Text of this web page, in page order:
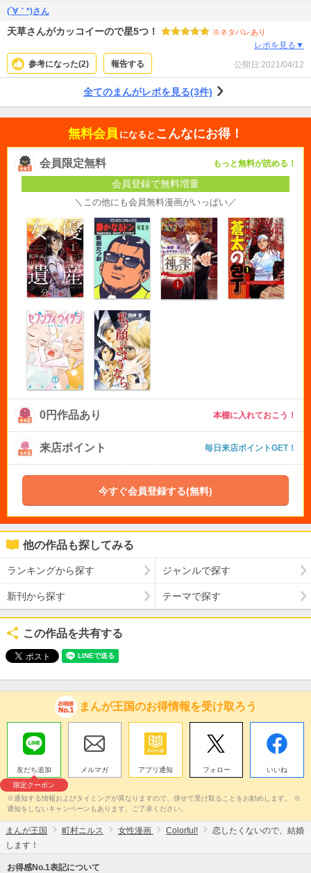
(´∀｀*)さん
天草さんがカッコイーので星5つ！ ※ネタバレあり
レポを見る▼
参考になった(2) 報告する 公開日:2021/04/12
全てのまんがレポを見る(3件)
無料会員 になると こんなにお得！
会員限定無料 もっと無料が読める！
会員登録で無料増量
＼この他にも会員無料漫画がいっぱい／
0円作品あり 本棚に入れておこう！
来店ポイント 毎日来店ポイントGET！
今すぐ会員登録する(無料)
他の作品も探してみる
ランキングから探す ジャンルで探す
新刊から探す テーマで探す
この作品を共有する
まんが王国のお得情報を受け取ろう
友だち追加
限定クーポン
メルマガ アプリ通知 フォロー いいね
※通知する情報およびタイミングが異なりますので、併せて受け取ることをお勧めします。 ※
通知をしないキャンペーンもあります。ご了承ください。
まんが王国 町村ニルス 女性漫画 Colorful!
恋したくないので、結婚
します！
お得感No.1表記について